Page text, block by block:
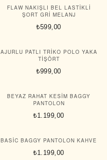
FLAW NAKIŞLI BEL LASTIKLI
ŞORT GRI MELANJ
₺599,00
AJURLU PATLI TRIKO POLO YAKA
TIŞÖRT
₺999,00
BEYAZ RAHAT KESIM BAGGY
PANTOLON
₺1.199,00
BASIC BAGGY PANTOLON KAHVE
₺1.199,00